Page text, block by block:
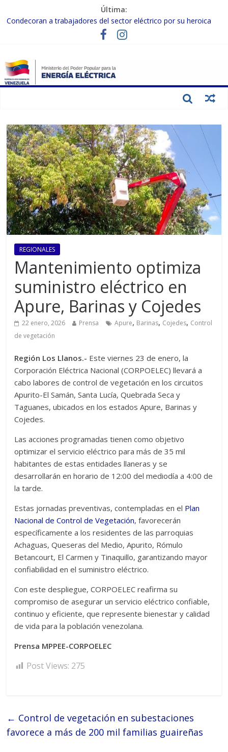
Última:
Condecoran a trabajadores del sector eléctrico por su heroica
labor tras el doble sismo del 24-J
Gobierno Nacional coordina acciones con el sector privado para
Inspeccionan trabajos de rehabilitación en instalaciones del SEN
en Carabobo
Gobierno Nacional activa plan preventivo para fortalecer el SEN
REGIONALES
Mantenimiento optimiza
suministro eléctrico en
Apure, Barinas y Cojedes
22 enero, 2026 Prensa Apure, Barinas, Cojedes, Control
de vegetación
Región Los Llanos.- Este viernes 23 de enero, la
Corporación Eléctrica Nacional (CORPOELEC) llevará a
cabo labores de control de vegetación en los circuitos
Apurito-El Samán, Santa Lucía, Quebrada Seca y
Taguanes, ubicados en los estados Apure, Barinas y
Cojedes.
Las acciones programadas tienen como objetivo
optimizar el servicio eléctrico para más de 35 mil
habitantes de estas entidades llaneras y se
desarrollarán en horario de 12:00 del mediodía a 4:00 de
la tarde.
Estas jornadas preventivas, contempladas en el Plan
Nacional de Control de Vegetación, favorecerán
específicamente a los residentes de las parroquias
Achaguas, Queseras del Medio, Apurito, Rómulo
Betancourt, El Carmen y Tinaquillo, garantizando mayor
confiabilidad en el suministro eléctrico.
Con este despliegue, CORPOELEC reafirma su
compromiso de asegurar un servicio eléctrico confiable,
continuo y eficiente, que represente bienestar y calidad
de vida para la población venezolana.
Prensa MPPEE-CORPOELEC
Post Views: 275
← Control de vegetación en subestaciones
favorece a más de 200 mil familias guaireñas